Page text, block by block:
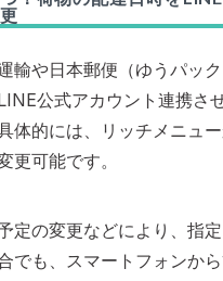
輸や日本郵便（ゆうパッ
公式アカウント連携さ
体的には、リッチメニュ
更可能です。
定の変更などにより、指
でも、スマートフォンか